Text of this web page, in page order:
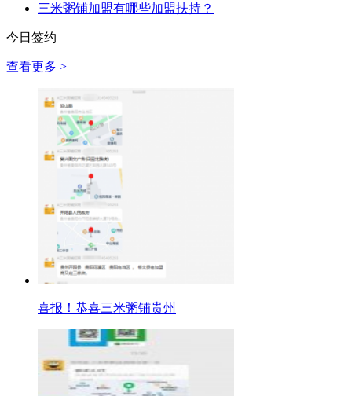
三米粥铺加盟有哪些加盟扶持？
今日签约
查看更多 >
喜报！恭喜三米粥铺贵州